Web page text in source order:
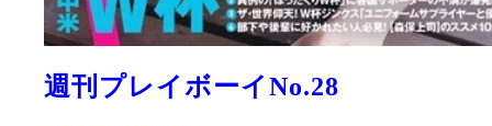
週刊プレイボーイNo.28